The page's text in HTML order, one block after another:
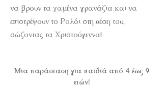
να βρουν τα χαμένα γρανάζια και να
επιστρέψουν το Ρολόι στη θέση του,
σώζοντας τα Χριστούγεννα!
Μια παράσταση για παιδιά από 4 έως 9
ετών!